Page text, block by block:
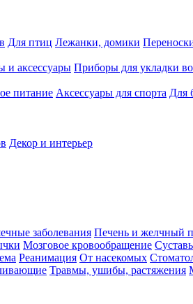
Для птиц Лежанки, домики
и аксессуары Приборы для укладки
питание Аксессуары для спорта Для
Декор и интерьер
заболевания Печень и желчный
Мозговое кровообращение
Реанимация От насекомых
Травмы, ушибы, растяжения